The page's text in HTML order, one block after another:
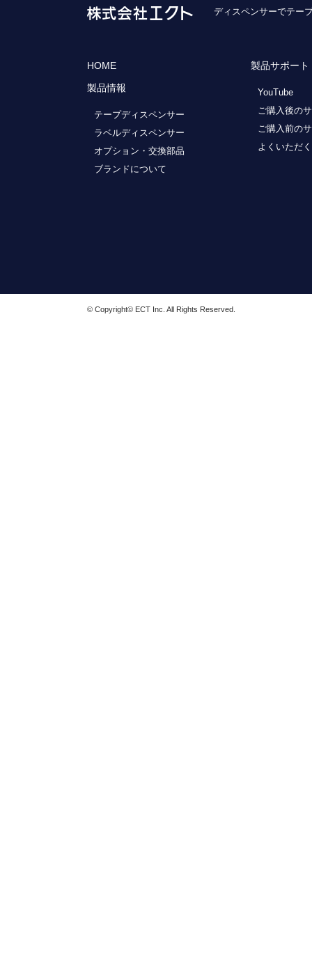
ディスペンサーでテー
HOME
製品情報
テープディスペンサー
ラベルディスペンサー
オプション・交換部品
ブランドについて
製品サポート
YouTube
ご購入後の
ご購入前の
よくいただ
© Copyright© ECT Inc. All Rights Reserved.